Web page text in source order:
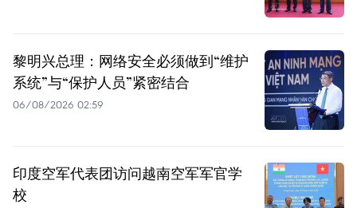
黎明兴总理：网络安全必须做到“维护
系统”与“保护人员”紧密结合
06/08/2026 02:59
印度空军代表团访问越南空军军官学
校